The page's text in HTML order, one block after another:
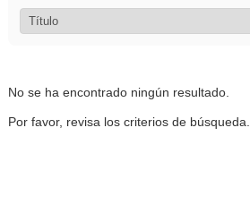
No se ha encontrado ningún resultado.
Por favor, revisa los criterios de búsqueda.